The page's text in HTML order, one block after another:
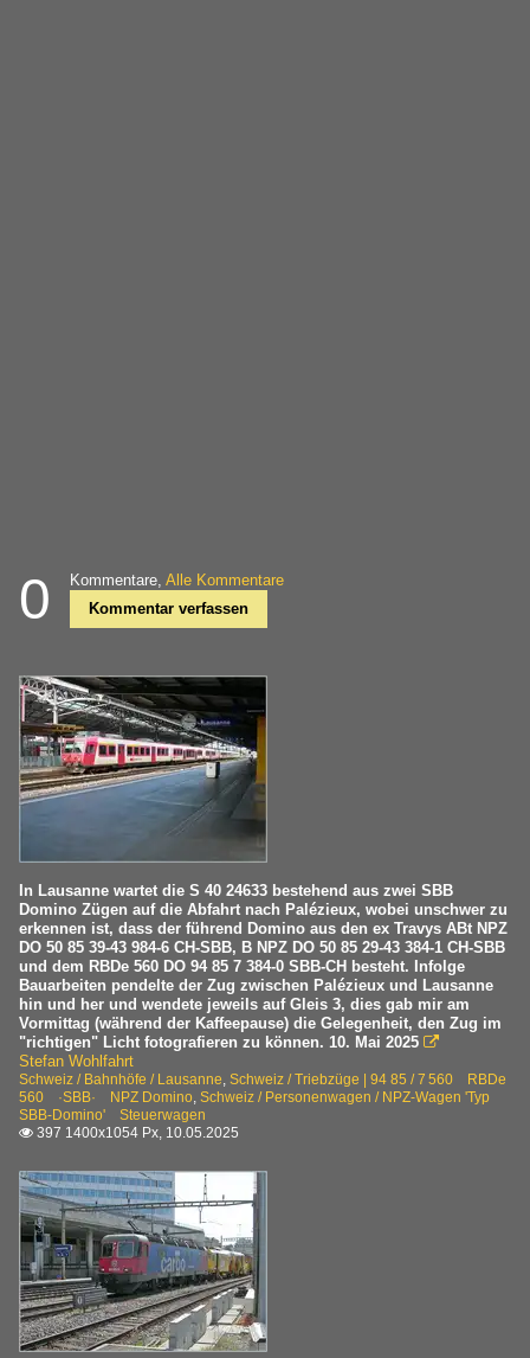
0 Kommentare, Alle Kommentare
Kommentar verfassen
In Lausanne wartet die S 40 24633 bestehend aus zwei SBB
Domino Zügen auf die Abfahrt nach Palézieux, wobei unschwer zu
erkennen ist, dass der führend Domino aus den ex Travys ABt NPZ
DO 50 85 39-43 984-6 CH-SBB, B NPZ DO 50 85 29-43 384-1 CH-SBB
und dem RBDe 560 DO 94 85 7 384-0 SBB-CH besteht. Infolge
Bauarbeiten pendelte der Zug zwischen Palézieux und Lausanne
hin und her und wendete jeweils auf Gleis 3, dies gab mir am
Vormittag (während der Kaffeepause) die Gelegenheit, den Zug im
"richtigen" Licht fotografieren zu können. 10. Mai 2025 
Stefan Wohlfahrt
Schweiz / Bahnhöfe / Lausanne, Schweiz / Triebzüge | 94 85 / 7 560 RBDe
560 ·SBB· NPZ Domino, Schweiz / Personenwagen / NPZ-Wagen 'Typ
SBB-Domino' Steuerwagen
 397 1400x1054 Px, 10.05.2025